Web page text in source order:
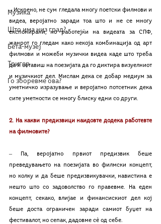
Музика
Што има низ град?
Бета-музеј
Тригер
Го зборевме ова?
‒ Искрено, не сум гледала многу поетски филмови и
видеа, веројатно заради тоа што и не се многу
експонирани, но работејќи на видеата за СПФ,
жанрот го гледам како некоја комбинација од арт
филмови и можеби музички видеа каде што треба
да ѝ оставиш на поезијата да го диктира визуелниот
и музичкиот дел. Мислам дека се добар медиум за
уметничко изразување и веројатно потсетник дека
сите уметности се многу блиску едни со други.
2. На какви предизвици наидовте додека работевте
на филмовите?
‒ Па, веројатно првиот предизвик беше
преведувањето на поезијата во филмски концепт,
но колку и да беше предизвикувачки, навистина е
нешто што со задоволство го правевме. На еден
концепт, секако, влијае и финансискиот дел кој
беше доста ограничен заради самиот буџет на
фестивалот, но сепак, дадовме сѐ од себе.